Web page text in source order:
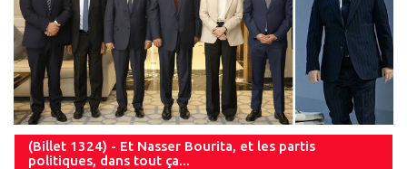
(Billet 1324) - Et Nasser Bourita, et les partis
politiques, dans tout ça...